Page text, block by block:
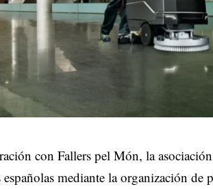
con Fallers pel Món, la
mediante la organización de